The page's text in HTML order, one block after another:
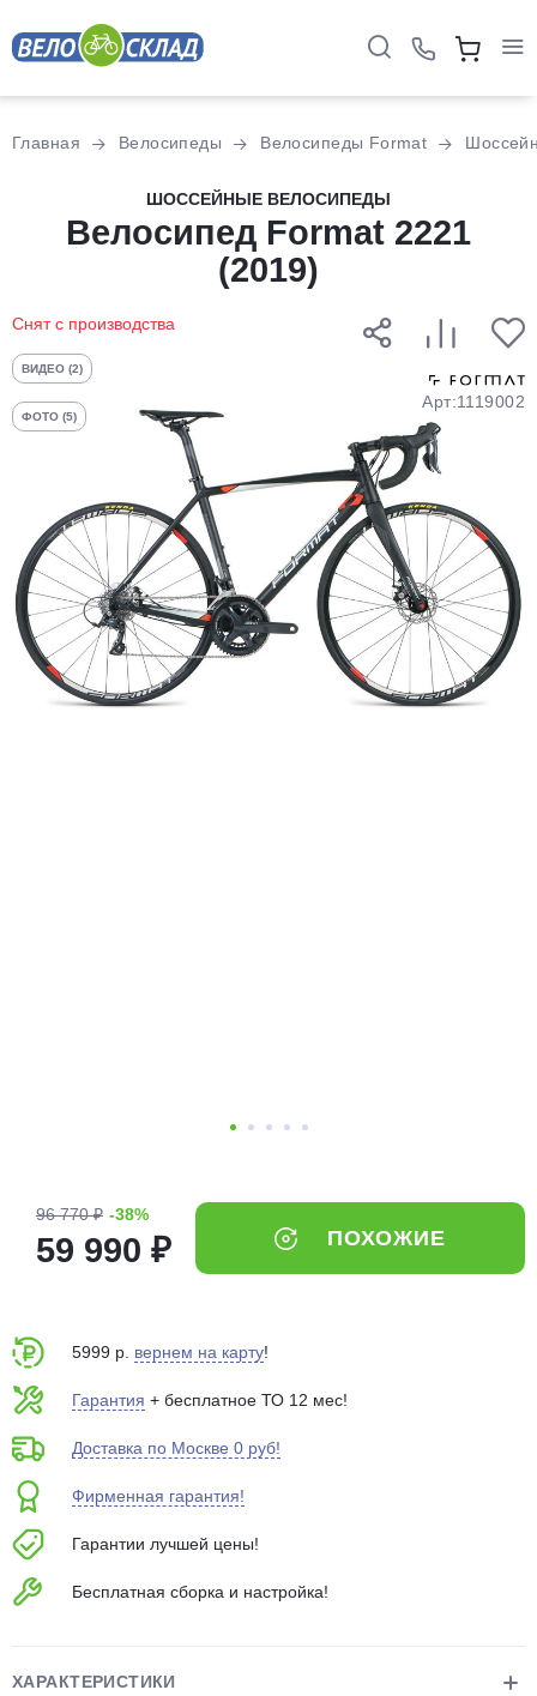
Главная Велосипеды Велосипеды Format
ШОССЕЙНЫЕ ВЕЛОСИПЕДЫ
Велосипед Format 2221
(2019)
Снят с производства
ВИДЕО (2)
ФОТО (5)
Арт:1119002
96 770 ₽ -38%
59 990 ₽ ПОХОЖИЕ
5999 р. вернем на карту!
Гарантия + бесплатное ТО 12 мес!
Доставка по Москве 0 руб!
Фирменная гарантия!
Гарантии лучшей цены!
Бесплатная сборка и настройка!
ХАРАКТЕРИСТИКИ
Разбейте
оплатуна части
без переплат
График платежей
Добавляйте товары
в корзину
Оплачивайте сегодня только
25% картой любого банка
25
8 800 302-02-51